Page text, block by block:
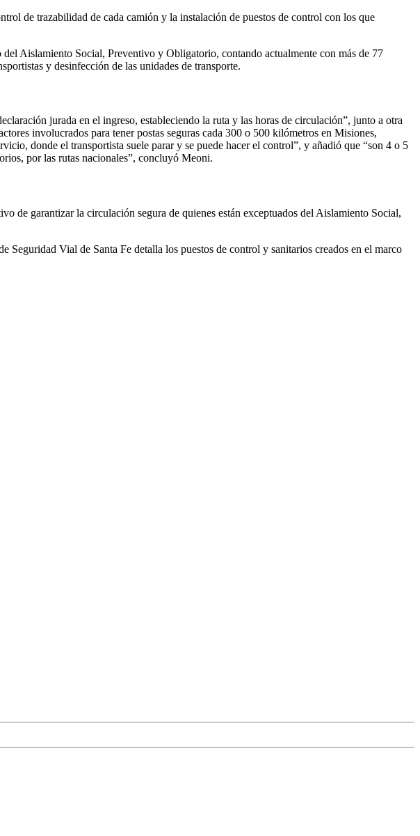
de trazabilidad de cada camión y la instalación de puestos de control con los que
Aislamiento Social, Preventivo y Obligatorio, contando actualmente con más de 77
y desinfección de las unidades de transporte.
jurada en el ingreso, estableciendo la ruta y las horas de circulación”, junto a otra
involucrados para tener postas seguras cada 300 o 500 kilómetros en Misiones,
donde el transportista suele parar y se puede hacer el control”, y añadió que “son 4 o 5
por las rutas nacionales”, concluyó Meoni.
de garantizar la circulación segura de quienes están exceptuados del Aislamiento Social,
Vial de Santa Fe detalla los puestos de control y sanitarios creados en el marco